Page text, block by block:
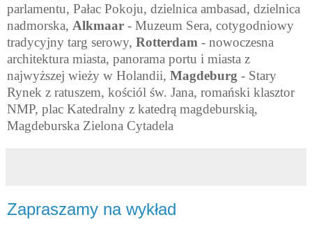
parlamentu, Pałac Pokoju, dzielnica ambasad, dzielnica
nadmorska, Alkmaar - Muzeum Sera, cotygodniowy
tradycyjny targ serowy, Rotterdam - nowoczesna
architektura miasta, panorama portu i miasta z
najwyższej wieży w Holandii, Magdeburg - Stary
Rynek z ratuszem, kościól św. Jana, romański klasztor
NMP, plac Katedralny z katedrą magdeburskią,
Magdeburska Zielona Cytadela
Zapraszamy na wykład